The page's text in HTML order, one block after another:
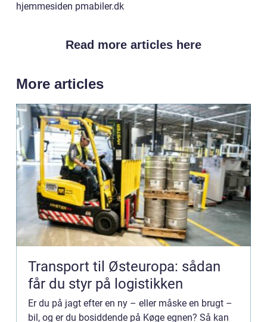
hjemmesiden pmabiler.dk
Read more articles here
More articles
Transport til Østeuropa: sådan
får du styr på logistikken
Er du på jagt efter en ny – eller måske en brugt –
bil, og er du bosiddende på Køge egnen? Så kan